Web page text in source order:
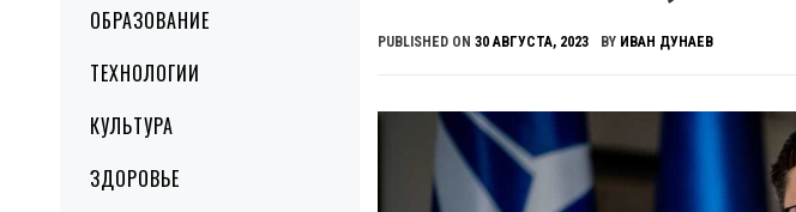
ОБРАЗОВАНИЕ
ТЕХНОЛОГИИ
КУЛЬТУРА
ЗДОРОВЬЕ
PUBLISHED ON 30 АВГУСТА, 2023 BY ИВАН ДУНАЕВ